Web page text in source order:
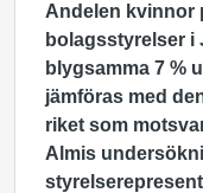
Andelen kvinnor
bolagsstyrelser i
blygsamma 7 %
jämföras med
riket som
Almis